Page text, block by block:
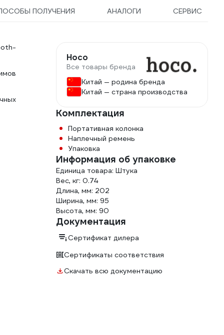
ПОЛУЧЕНИЯ АНАЛОГИ СЕРВИС
Hoco
Все товары бренда
Китай — родина бренда
Китай — страна производства
Комплектация
Портативная колонка
Наплечный ремень
Упаковка
Информация об упаковке
Единица товара: Штука
Вес, кг: 0.74
Длина, мм: 202
Ширина, мм: 95
Высота, мм: 90
Документация
Сертификат дилера
Сертификаты соответствия
Скачать всю документацию